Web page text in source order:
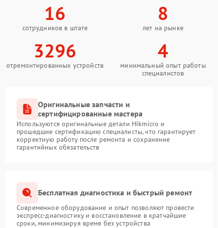
16
сотрудников в штате
8
лет на рынке
3296
отремонтированных устройств
4
минимальный опыт работы
специалистов
Оригинальные запчасти и
сертифицированные мастера
Используются оригинальные детали Hikmicro и
прошедшие сертификацию специалисты, что гарантирует
корректную работу после ремонта и сохранение
гарантийных обязательств
Бесплатная диагностика и быстрый ремонт
Современное оборудование и опыт позволяют провести
экспресс-диагностику и восстановление в кратчайшие
сроки, минимизируя время без устройства